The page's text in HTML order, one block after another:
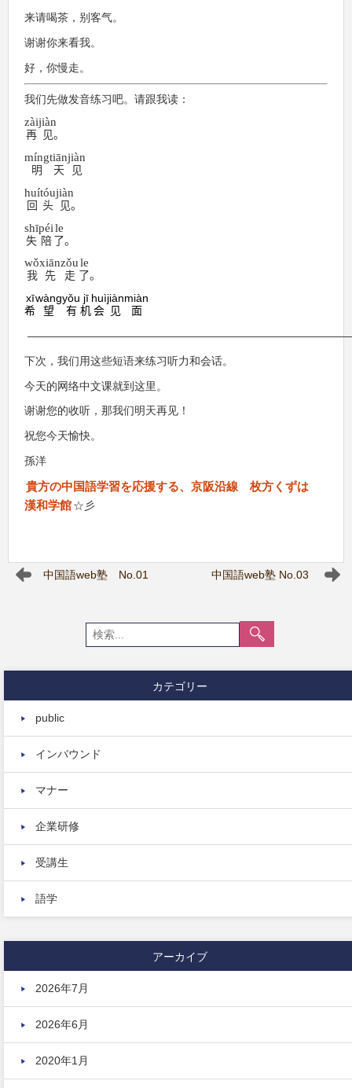
来请喝茶，别客气。
谢谢你来看我。
好，你慢走。
我们先做发音练习吧。请跟我读：
再
zài
见
jiàn
。
明
míng
天
tiān
见
jiàn
回
huí
头
tóu
见
jiàn
。
失
shī
陪
péi
了
le
。
我
wǒ
先
xiān
走
zǒu
了
le
。
希
xī
望
wàng
有
yǒu
机
jī
会
huì
见
jiàn
面
miàn
—————————————————————————————–
下次，我们用这些短语来练习听力和会话。
今天的网络中文课就到这里。
谢谢您的收听，那我们明天再见！
祝您今天愉快。
孫洋
貴方の中国語学習を応援する、京阪沿線 枚方くずは
漢和学館☆彡
中国語web塾 No.01 中国語web塾 No.03
カテゴリー
public
インバウンド
マナー
企業研修
受講生
語学
アーカイブ
2026年7月
2026年6月
2020年1月